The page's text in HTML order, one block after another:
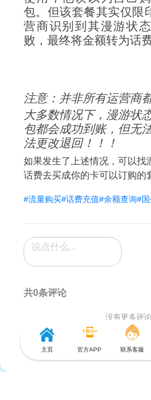
包。但该套餐其实仅限
营商识别到其漫游状
败，最终将金额转为话费
注意：并非所有运营商
大多数情况下，漫游状
包都会成功到账，但无
法更改退回！！！
如果发生了上述情况，可以找
话费去买成你的卡可以订购的
#流量购买#话费充值#余额查询#
共0条评论
没有更多评
主页 官方APP 联系客服